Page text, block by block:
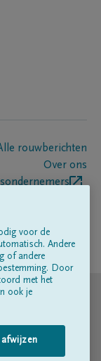
rouwberichten
Over ons
voor de
Andere
of andere
Door
met het
ook je